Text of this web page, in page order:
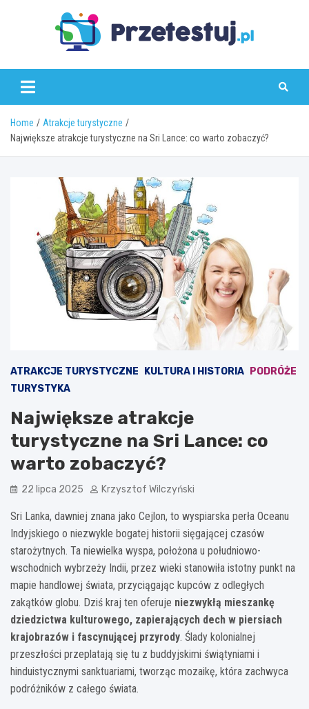
przetestuj.pl
Home
Atrakcje turystyczne
Największe atrakcje turystyczne na Sri Lance: co warto zobaczyć?
ATRAKCJE TURYSTYCZNE KULTURA I HISTORIA
PODRÓŻE
TURYSTYKA
Największe atrakcje
turystyczne na Sri Lance: co
warto zobaczyć?
22 lipca 2025 Krzysztof Wilczyński
Sri Lanka, dawniej znana jako Cejlon, to wyspiarska perła Oceanu
Indyjskiego o niezwykle bogatej historii sięgającej czasów
starożytnych. Ta niewielka wyspa, położona u południowo-
wschodnich wybrzeży Indii, przez wieki stanowiła istotny punkt na
mapie handlowej świata, przyciągając kupców z odległych
zakątków globu. Dziś kraj ten oferuje niezwykłą mieszankę
dziedzictwa kulturowego, zapierających dech w piersiach
krajobrazów i fascynującej przyrody. Ślady kolonialnej
przeszłości przeplatają się tu z buddyjskimi świątyniami i
hinduistycznymi sanktuariami, tworząc mozaikę, która zachwyca
podróżników z całego świata.